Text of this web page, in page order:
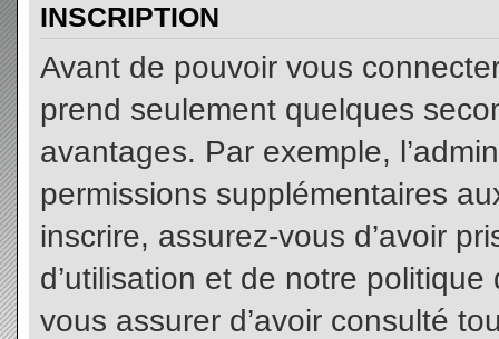
INSCRIPTION
Avant de pouvoir vous
prend seulement quelques
avantages. Par exemple,
permissions supplémentaires
inscrire, assurez-vous d’avoir
d’utilisation et de notre
vous assurer d’avoir consulté